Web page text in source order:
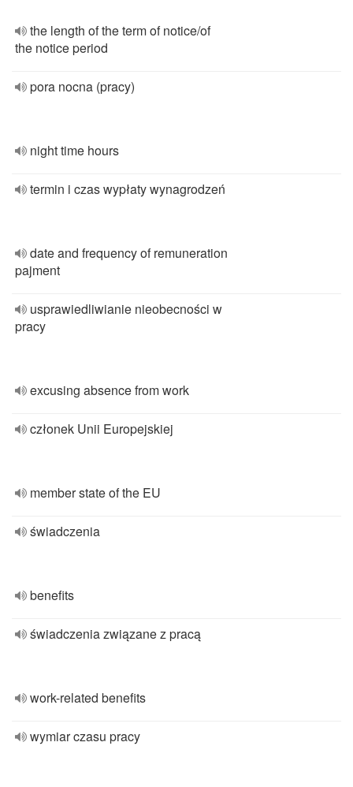
the length of the term of notice/of
the notice period
pora nocna (pracy)
night time hours
termin i czas wypłaty wynagrodzeń
date and frequency of remuneration
pajment
usprawiedliwianie nieobecności w
pracy
excusing absence from work
członek Unii Europejskiej
member state of the EU
świadczenia
benefits
świadczenia związane z pracą
work-related benefits
wymiar czasu pracy